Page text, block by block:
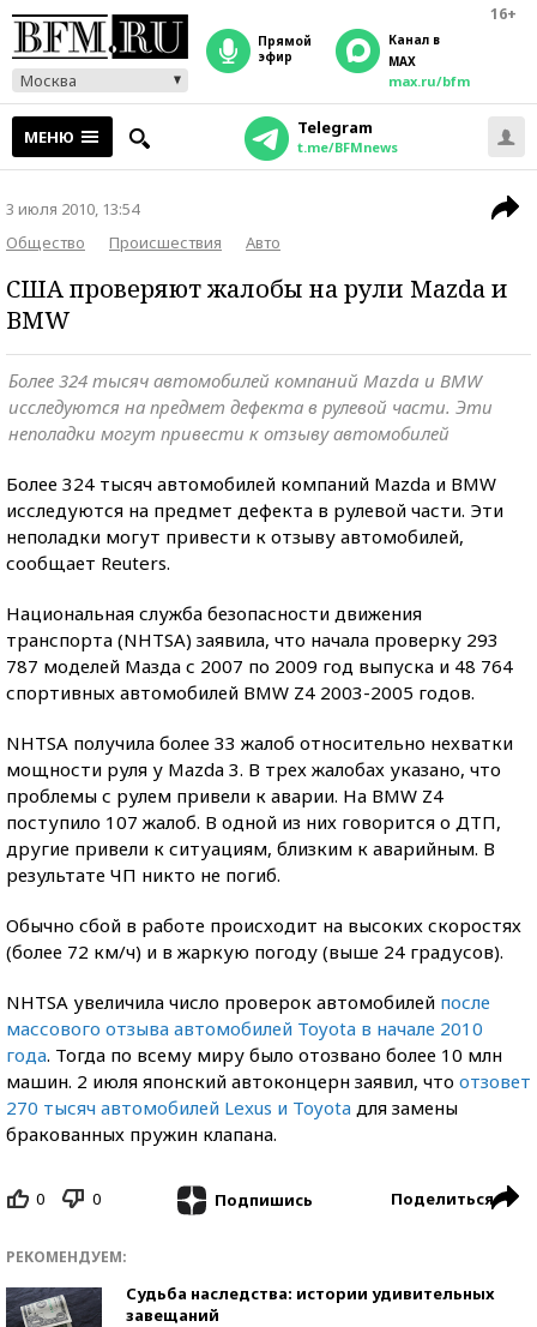
16+
Москва
прямой
эфир
Канал в
MAX
max.ru/bfm
МЕНЮ Telegram
t.me/BFMnews
3 июля 2010, 13:54
Общество
Происшествия Авто
США проверяют жалобы на рули Mazda и
BMW
Более 324 тысяч автомобилей компаний Mazda и BMW
исследуются на предмет дефекта в рулевой части. Эти
неполадки могут привести к отзыву автомобилей
Более 324 тысяч автомобилей компаний Mazda и BMW
исследуются на предмет дефекта в рулевой части. Эти
неполадки могут привести к отзыву автомобилей,
сообщает Reuters.
Национальная служба безопасности движения
транспорта (NHTSA) заявила, что начала проверку 293
787 моделей Мазда с 2007 по 2009 год выпуска и 48 764
спортивных автомобилей BMW Z4 2003-2005 годов.
NHTSA получила более 33 жалоб относительно нехватки
мощности руля у Mazda 3. В трех жалобах указано, что
проблемы с рулем привели к аварии. На BMW Z4
поступило 107 жалоб. В одной из них говорится о ДТП,
другие привели к ситуациям, близким к аварийным. В
результате ЧП никто не погиб.
Обычно сбой в работе происходит на высоких скоростях
(более 72 км/ч) и в жаркую погоду (выше 24 градусов).
NHTSA увеличила число проверок автомобилей после
массового отзыва автомобилей Toyota в начале 2010
года. Тогда по всему миру было отозвано более 10 млн
машин. 2 июля японский автоконцерн заявил, что отзовет
270 тысяч автомобилей Lexus и Toyota для замены
бракованных пружин клапана.
0 0 Подпишись Поделиться
РЕКОМЕНДУЕМ:
Судьба наследства: истории удивительных
завещаний